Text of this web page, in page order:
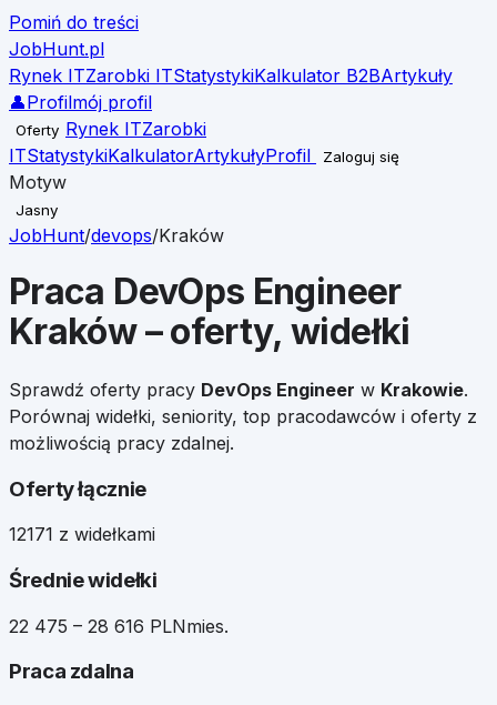
Pomiń do treści
JobHunt.pl
Rynek ITZarobki ITStatystykiKalkulator B2BArtykuły
👤Profilmój profil
Oferty Rynek ITZarobki
ITStatystykiKalkulatorArtykułyProfil Zaloguj się
Motyw
Jasny
JobHunt/devops/Kraków
Praca DevOps Engineer
Kraków– oferty, widełki
Sprawdź oferty pracy DevOps Engineer w Krakowie.
Porównaj widełki, seniority, top pracodawców i oferty z
możliwością pracy zdalnej.
Oferty łącznie
12171 z widełkami
Średnie widełki
22 475 – 28 616 PLNmies.
Praca zdalna